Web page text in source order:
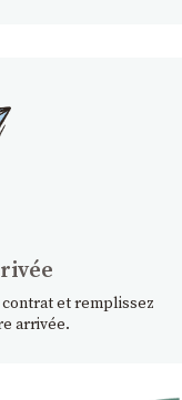
et remplissez
arrivée.